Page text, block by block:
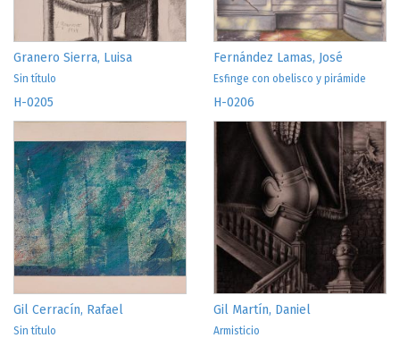
Granero Sierra, Luisa
Sin título
Fernández Lamas, José
Esfinge con obelisco y pirámide
H-0205
Gil Cerracín, Rafael
Sin título
H-0206
Gil Martín, Daniel
Armisticio